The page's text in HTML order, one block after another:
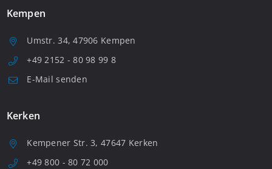
Kempen
Umstr. 34, 47906 Kempen
+49 2152 - 80 98 99 8
E-Mail senden
Kerken
Kempener Str. 3, 47647 Kerken
+49 800 - 80 72 000